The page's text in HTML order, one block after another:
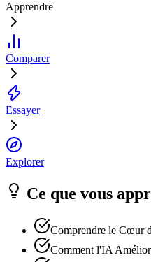
Apprendre
Comparer
Essayer
Explorer
Ce que vous
Comprendre le Cœur
Comment l'IA